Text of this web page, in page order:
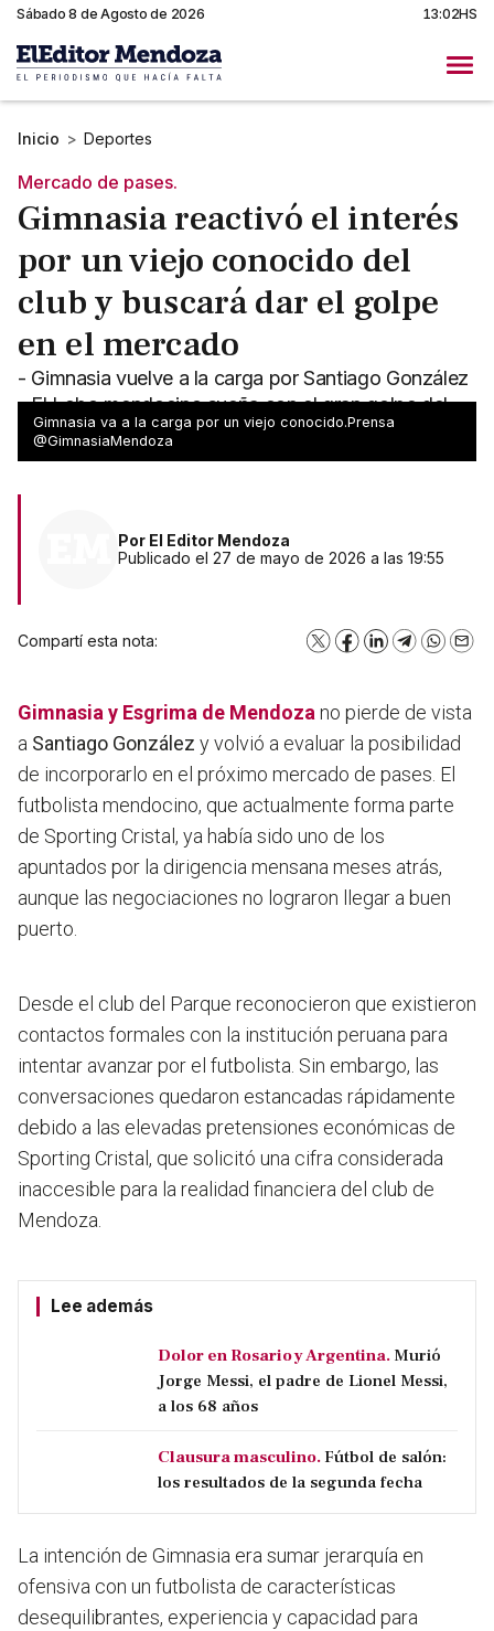
Sábado 8 de Agosto de 2026 13:02HS
Inicio > Deportes
Mercado de pases.
Gimnasia reactivó el interés
por un viejo conocido del
club y buscará dar el golpe
en el mercado
- Gimnasia vuelve a la carga por Santiago González
- El Lobo mendocino sueña con el gran golpe del
mercado
Gimnasia va a la carga por un viejo conocido.Prensa
@GimnasiaMendoza
Por El Editor Mendoza
Publicado el 27 de mayo de 2026 a las 19:55
Compartí esta nota: X Facebook
LinkedInTelegram
Gimnasia y Esgrima de Mendoza no pierde de vista
a Santiago González y volvió a evaluar la posibilidad
de incorporarlo en el próximo mercado de pases. El
futbolista mendocino, que actualmente forma parte
de Sporting Cristal, ya había sido uno de los
apuntados por la dirigencia mensana meses atrás,
aunque las negociaciones no lograron llegar a buen
puerto.
Desde el club del Parque reconocieron que existieron
contactos formales con la institución peruana para
intentar avanzar por el futbolista . Sin embargo, las
conversaciones quedaron estancadas rápidamente
debido a las elevadas pretensiones económicas de
Sporting Cristal, que solicitó una cifra considerada
inaccesible para la realidad financiera del club de
Mendoza.
Lee además
Dolor en Rosario y Argentina. Murió
Jorge Messi, el padre de Lionel Messi,
a los 68 años
Clausura masculino. Fútbol de salón:
los resultados de la segunda fecha
La intención de Gimnasia era sumar jerarquía en
ofensiva con un futbolista de características
desequilibrantes, experiencia y capacidad para